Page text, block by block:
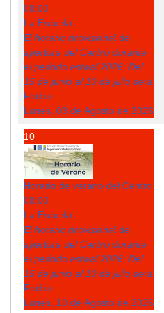
08:00
La Escuela
El horario provisional de
apertura del Centro durante
el periodo estival 2026: Del
15 de junio al 10 de julio será
Fecha :
Lunes, 03 de Agosto de 2026
10
Horario de verano del Centro
08:00
La Escuela
El horario provisional de
apertura del Centro durante
el periodo estival 2026: Del
15 de junio al 10 de julio será
Fecha :
Lunes, 10 de Agosto de 2026